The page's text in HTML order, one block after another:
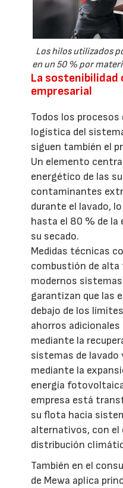
Los hilos utilizados
en un 50 % por
La sostenibilidad
empresarial
Todos los procesos
logística del
siguen también el
Un elemento
energético de las
contaminantes
durante el lavado,
hasta el 80 % de la
su secado.
Medidas técnicas
combustión de
modernos
garantizan que las
debajo de los
ahorros adicionales
mediante la
sistemas de lavado
mediante la
energía
empresa está
su flota hacia
alternativos, con el
distribución
También en el
de Mewa aplica